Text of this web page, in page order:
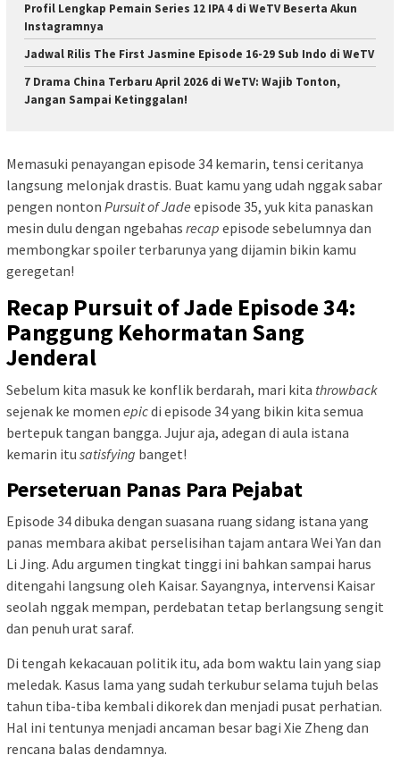
Profil Lengkap Pemain Series 12 IPA 4 di WeTV Beserta Akun
Instagramnya
Jadwal Rilis The First Jasmine Episode 16-29 Sub Indo di WeTV
7 Drama China Terbaru April 2026 di WeTV: Wajib Tonton,
Jangan Sampai Ketinggalan!
Memasuki penayangan episode 34 kemarin, tensi ceritanya
langsung melonjak drastis. Buat kamu yang udah nggak sabar
pengen nonton Pursuit of Jade episode 35, yuk kita panaskan
mesin dulu dengan ngebahas recap episode sebelumnya dan
membongkar spoiler terbarunya yang dijamin bikin kamu
geregetan!
Recap Pursuit of Jade Episode 34:
Panggung Kehormatan Sang
Jenderal
Sebelum kita masuk ke konflik berdarah, mari kita throwback
sejenak ke momen epicdi episode 34 yang bikin kita semua
bertepuk tangan bangga. Jujur aja, adegan di aula istana
kemarin itu satisfying banget!
Perseteruan Panas Para Pejabat
Episode 34 dibuka dengan suasana ruang sidang istana yang
panas membara akibat perselisihan tajam antara Wei Yan dan
Li Jing. Adu argumen tingkat tinggi ini bahkan sampai harus
ditengahi langsung oleh Kaisar. Sayangnya, intervensi Kaisar
seolah nggak mempan, perdebatan tetap berlangsung sengit
dan penuh urat saraf.
Di tengah kekacauan politik itu, ada bom waktu lain yang siap
meledak. Kasus lama yang sudah terkubur selama tujuh belas
tahun tiba-tiba kembali dikorek dan menjadi pusat perhatian.
Hal ini tentunya menjadi ancaman besar bagi Xie Zheng dan
rencana balas dendamnya.